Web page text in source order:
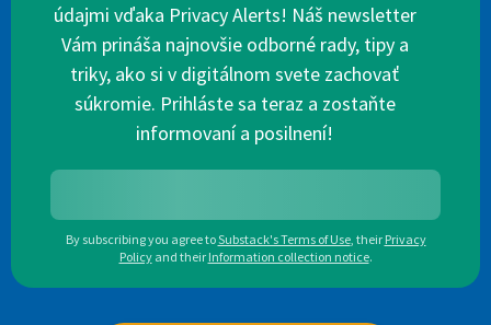
údajmi vďaka Privacy Alerts! Náš newsletter
Vám prináša najnovšie odborné rady, tipy a
triky, ako si v digitálnom svete zachovať
súkromie. Prihláste sa teraz a zostaňte
informovaní a posilnení!
By subscribing you agree toSubstack's Terms of Use, their Privacy
Policy and their Information collection notice.